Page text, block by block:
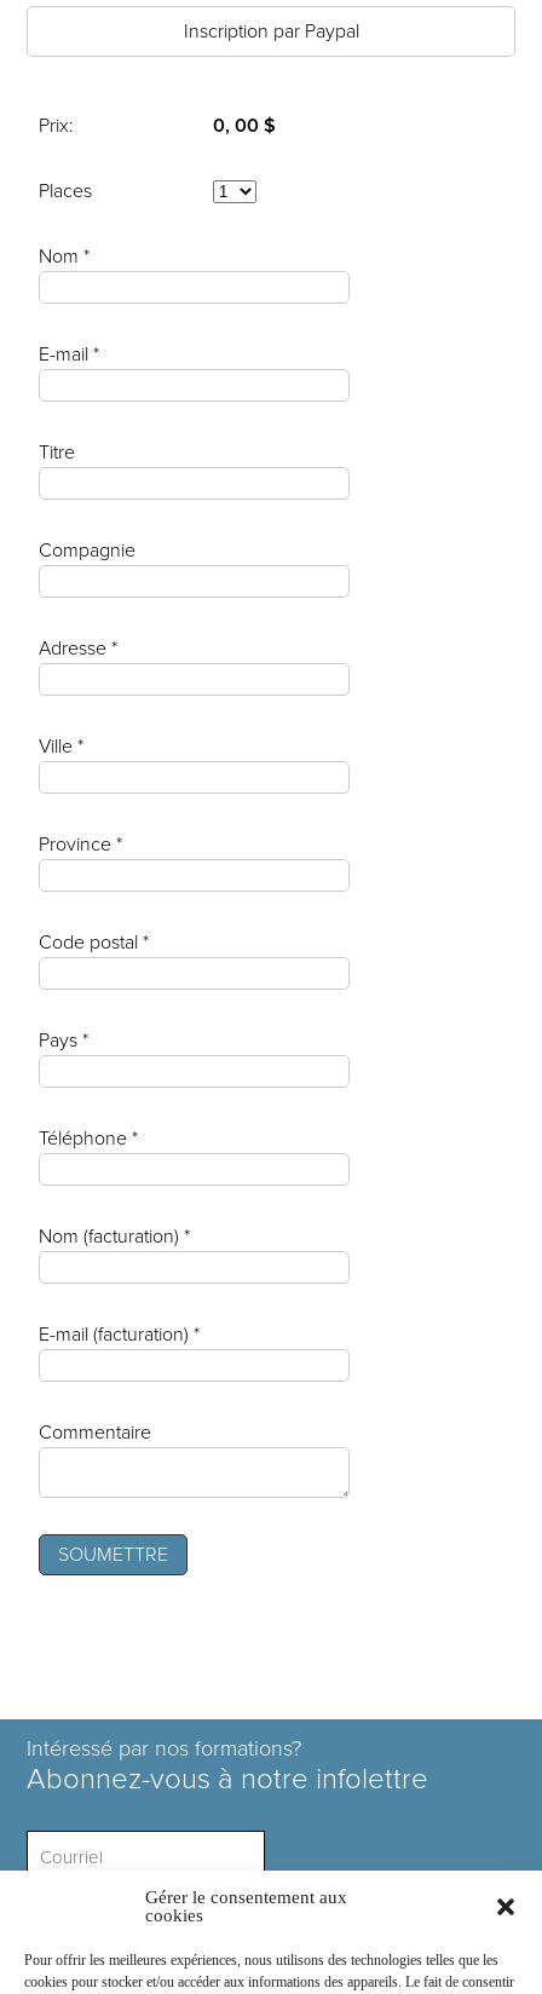
Gérer le consentement aux
cookies
Pour offrir les meilleures expériences, nous utilisons des technologies telles que les
cookies pour stocker et/ou accéder aux informations des appareils. Le fait de consentir
Inscription par Paypal
Prix: 0, 00 $
Places
Nom *
E-mail *
Titre
Compagnie
Adresse *
Ville *
Province *
Code postal *
Pays *
Téléphone *
Nom (facturation) *
E-mail (facturation) *
Commentaire
Intéressé par nos formations?
Abonnez-vous à notre infolettre